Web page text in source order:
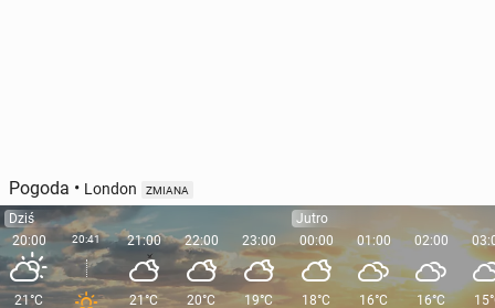
Pogoda • London ZMIANA
Dziś
20:00
21°C
20:41 21:00
21°C
22:00
20°C
23:00
19°C
Jutro
00:00
18°C
01:00
16°C
02:00
16°C